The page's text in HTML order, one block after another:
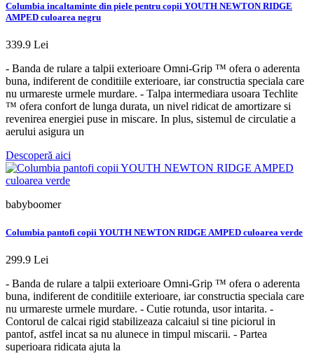
Columbia incaltaminte din piele pentru copii YOUTH NEWTON RIDGE
AMPED culoarea negru
339.9 Lei
- Banda de rulare a talpii exterioare Omni-Grip ™ ofera o aderenta
buna, indiferent de conditiile exterioare, iar constructia speciala care
nu urmareste urmele murdare. - Talpa intermediara usoara Techlite
™ ofera confort de lunga durata, un nivel ridicat de amortizare si
revenirea energiei puse in miscare. In plus, sistemul de circulatie a
aerului asigura un
Descoperă aici
babyboomer
Columbia pantofi copii YOUTH NEWTON RIDGE AMPED culoarea verde
299.9 Lei
- Banda de rulare a talpii exterioare Omni-Grip ™ ofera o aderenta
buna, indiferent de conditiile exterioare, iar constructia speciala care
nu urmareste urmele murdare. - Cutie rotunda, usor intarita. -
Contorul de calcai rigid stabilizeaza calcaiul si tine piciorul in
pantof, astfel incat sa nu alunece in timpul miscarii. - Partea
superioara ridicata ajuta la